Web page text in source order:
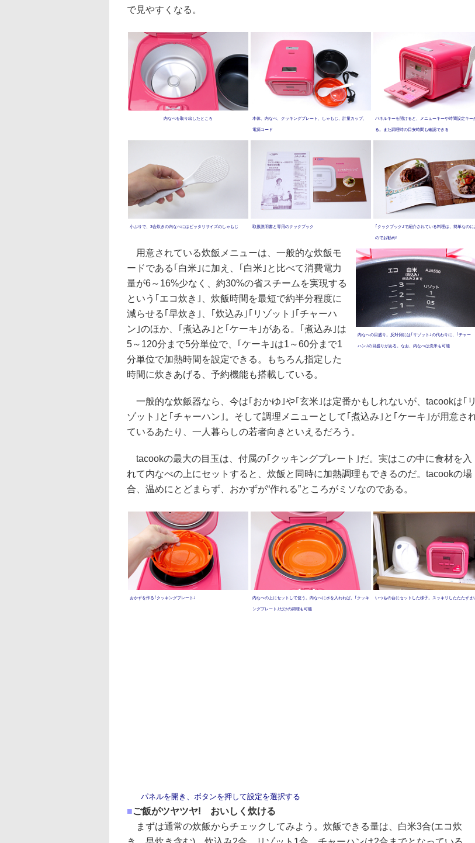
で見やすくなる。
内なべを取り出したところ 本体、内なべ、クッキングプレート、しゃもじ、計量カップ、
電源コード
パネルキーを開けると、メニューキーや時間設定キー
る。また調理時の目安時間も確認できる
小ぶりで、3合炊きの内なべにはピッタリサイズのしゃもじ 取扱説明書と専用のクックブック ｢クックブック｣で紹介されている料理は、簡単なのに
のでお勧め!
内なべの目盛り。反対側には｢リゾット｣の代わりに、｢チャー
ハン｣の目盛りがある。なお、内なべは洗米も可能
用意されている炊飯メニューは、一般的な炊飯モ
ードである｢白米｣に加え、｢白米｣と比べて消費電力
量が6～16%少なく、約30%の省スチームを実現する
という｢エコ炊き｣、炊飯時間を最短で約半分程度に
減らせる｢早炊き｣、｢炊込み｣｢リゾット｣｢チャーハ
ン｣のほか、｢煮込み｣と｢ケーキ｣がある。｢煮込み｣は
5～120分まで5分単位で、｢ケーキ｣は1～60分まで1
分単位で加熱時間を設定できる。もちろん指定した
時間に炊きあげる、予約機能も搭載している。
一般的な炊飯器なら、今は｢おかゆ｣や｢玄米｣は定番かもしれないが、tacookは｢リ
ゾット｣と｢チャーハン｣。そして調理メニューとして｢煮込み｣と｢ケーキ｣が用意さ
ているあたり、一人暮らしの若者向きといえるだろう。
tacookの最大の目玉は、付属の｢クッキングプレート｣だ。実はこの中に食材を入
れて内なべの上にセットすると、炊飯と同時に加熱調理もできるのだ。tacookの場
合、温めにとどまらず、おかずが“作れる”ところがミソなのである。
おかずを作る｢クッキングプレート｣ 内なべの上にセットして使う。内なべに水を入れれば、｢クッキ
ングプレート｣だけの調理も可能
いつもの台にセットした様子。スッキリしたたたずま
パネルを開き、ボタンを押して設定を選択する
■ご飯がツヤツヤ! おいしく炊ける
まずは通常の炊飯からチェックしてみよう。炊飯できる量は、白米3合(エコ炊